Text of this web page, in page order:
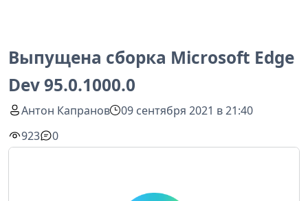
Выпущена сборка Microsoft Edge
Dev 95.0.1000.0
Антон Капранов
09 сентября 2021 в 21:40
923
0